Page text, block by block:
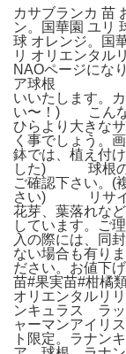
カサブランカ 苗
ン。国華園 ユリ
球 オレンジ。国
リ オリエンタル
NAOページに
ア球根 10
いいたします
い〜！) こんな
ひらより大きな
く事でしょう。
鉢では、植え
した) 球根の
ご確認下さい。(
さい) リサイク
花芽、葉落れな
しています。ご
入の際には、同
ない場合も有り
ださい。お値下
苗#果実苗#柑橘
オリエンタルリ
ンキュラス ラ
ャーマンアイリ
ト限定。ラナン